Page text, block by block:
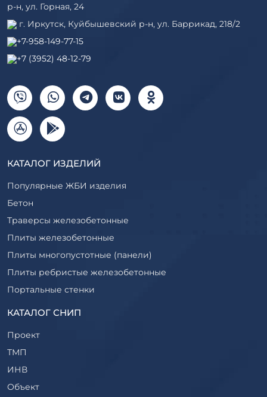
р-н, ул. Горная, 24
г. Иркутск, Куйбышевский р-н, ул. Баррикад, 218/2
+7-958-149-77-15
+7 (3952) 48-12-79
КАТАЛОГ ИЗДЕЛИЙ
Популярные ЖБИ изделия
Бетон
Траверсы железобетонные
Плиты железобетонные
Плиты многопустотные (панели)
Плиты ребристые железобетонные
Портальные стенки
Прогоны железобетонные
Ригели железобетонные
Сваи железобетонные
Стеновые блоки
Стойки железобетонные
КАТАЛОГ СНИП
Проект
ТМП
ИНВ
Объект